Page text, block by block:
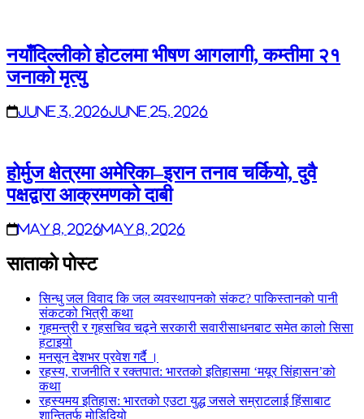
नयाँदिल्लीको होटलमा भीषण आगलागी, कम्तीमा २१
जनाको मृत्यु
June 3, 2026June 25, 2026
होर्मुज क्षेत्रमा अमेरिका–इरान तनाव चर्कियो, दुवै
पक्षद्वारा आक्रमणको दाबी
May 8, 2026May 8, 2026
साताकाे पाेस्ट
सिन्धु जल विवाद कि जल व्यवस्थापनको संकट? पाकिस्तानको पानी
संकटको भित्री कथा
गृहमन्त्री र गृहसचिव चढ्ने सरकारी सवारीसाधनबाट समेत कालो सिसा
हटाइयो
मनसून देशभर प्रवेश गर्दै ।
रहस्य, राजनीति र रक्तपात: भारतको इतिहासमा ‘मयूर सिंहासन’को
कथा
रहस्यमय इतिहास: भारतको एउटा युद्ध जसले सम्राटलाई हिंसाबाट
शान्तितर्फ मोडिदियो